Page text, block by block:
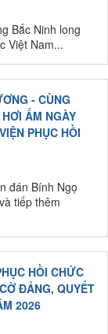
Bắc Ninh long
Việt Nam...
- CÙNG
ẤM NGÀY
PHỤC HỒI
đán Bính Ngọ
tiếp thêm
HỒI CHỨC
ĐẢNG, QUYẾT
2026